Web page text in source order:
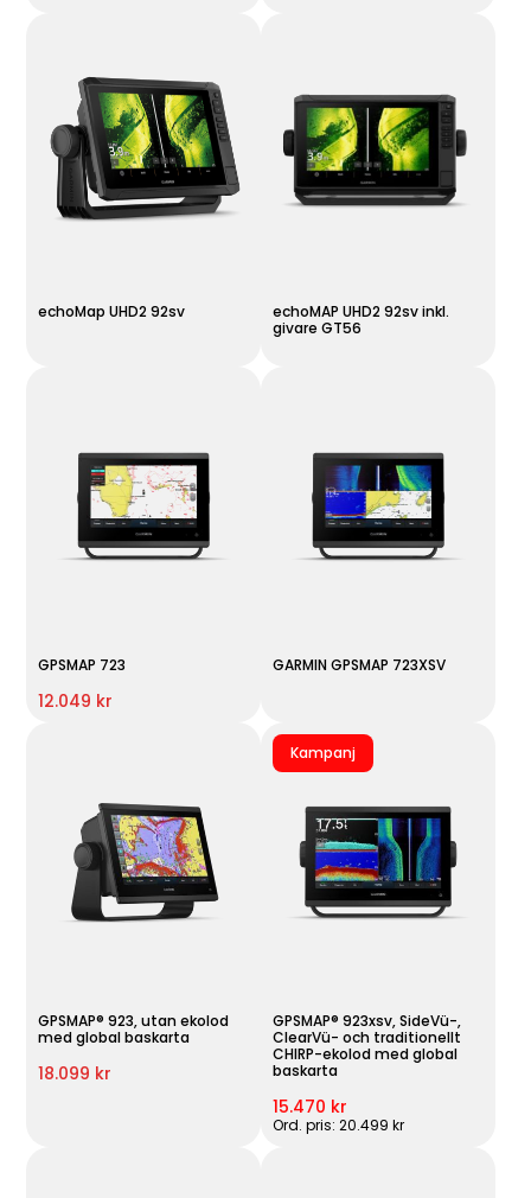
echoMap UHD2 92sv
echoMAP UHD2 92sv inkl.
givare GT56
GPSMAP 723
12.049 kr
GARMIN GPSMAP 723XSV
GPSMAP® 923, utan ekolod
med global baskarta
18.099 kr
Kampanj
GPSMAP® 923xsv, SideVü-,
ClearVü- och traditionellt
CHIRP-ekolod med global
baskarta
15.470 kr
Ord. pris: 20.499 kr